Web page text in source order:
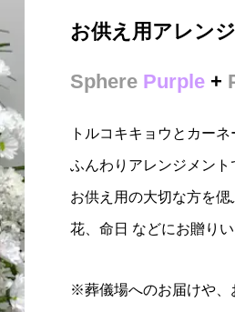
お供え用アレン
Sphere Purple +
トルコキキョウとカー
ふんわりアレンジメント
お供え用の大切な方を
花、命日 などにお贈りい
※葬儀場へのお届けや、